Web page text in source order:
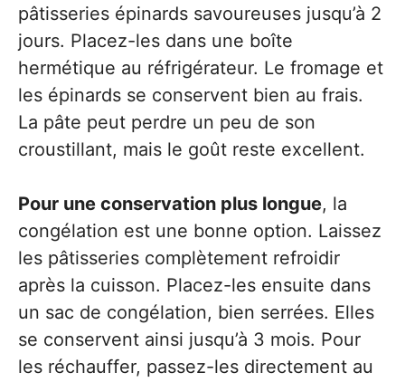
pâtisseries épinards savoureuses jusqu’à 2
jours. Placez-les dans une boîte
hermétique au réfrigérateur. Le fromage et
les épinards se conservent bien au frais.
La pâte peut perdre un peu de son
croustillant, mais le goût reste excellent.
Pour une conservation plus longue, la
congélation est une bonne option. Laissez
les pâtisseries complètement refroidir
après la cuisson. Placez-les ensuite dans
un sac de congélation, bien serrées. Elles
se conservent ainsi jusqu’à 3 mois. Pour
les réchauffer, passez-les directement au